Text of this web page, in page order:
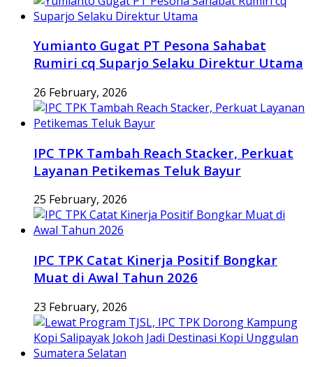
Yumianto Gugat PT Pesona Sahabat
Rumiri cq Suparjo Selaku Direktur Utama
26 February, 2026
IPC TPK Tambah Reach Stacker, Perkuat
Layanan Petikemas Teluk Bayur
25 February, 2026
IPC TPK Catat Kinerja Positif Bongkar
Muat di Awal Tahun 2026
23 February, 2026